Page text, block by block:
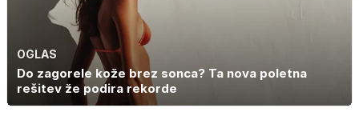
OGLAS
Do zagorele kože brez sonca? Ta nova poletna
rešitev že podira rekorde